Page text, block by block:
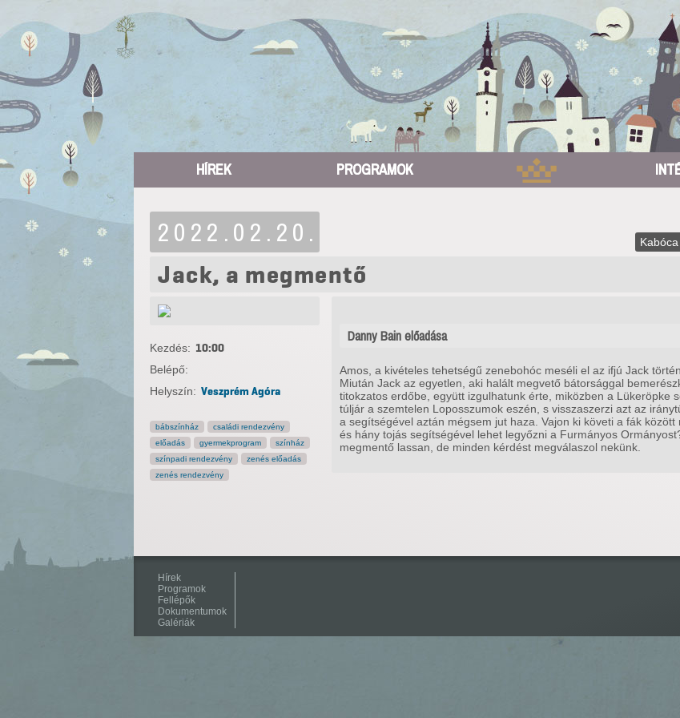
HÍREK PROGRAMOK
2022.02.20.
Jack, a megmentő
Danny Bain előadása
Amos, a kivételes tehetségű zenebohóc meséli el az ifjú Jack
Miután Jack az egyetlen, aki halált megvető bátorsággal
titokzatos erdőbe, együtt izgulhatunk érte, miközben a Lükeröpke
túljár a szemtelen Loposszumok eszén, s visszaszerzi azt az
a segítségével aztán mégsem jut haza. Vajon ki követi a fák között
és hány tojás segítségével lehet legyőzni a Furmányos
megmentő lassan, de minden kérdést megválaszol nekünk.
Kezdés: 10:00
Belépő:
Helyszín: Veszprém Agóra
bábszínház
családi rendezvény
előadás
gyermekprogram
színház
színpadi rendezvény
zenés előadás
zenés rendezvény
Hírek
Programok
Fellépők
Dokumentumok
Galériák